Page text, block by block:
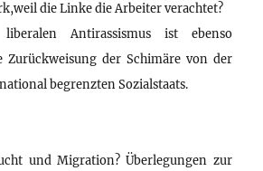
die Linke die Arbeiter verachtet?
Antirassismus ist ebenso
Zurückweisung der Schimäre von der
begrenzten Sozialstaats.
und Migration? Überlegungen zur